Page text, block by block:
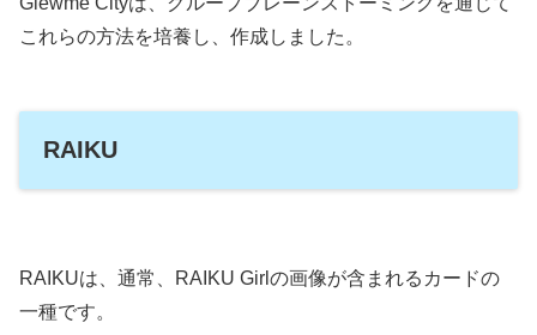
これらの方法を培養し、作成しました。
RAIKU
RAIKUは、通常、RAIKU Girlの画像が含まれるカードの
一種です。